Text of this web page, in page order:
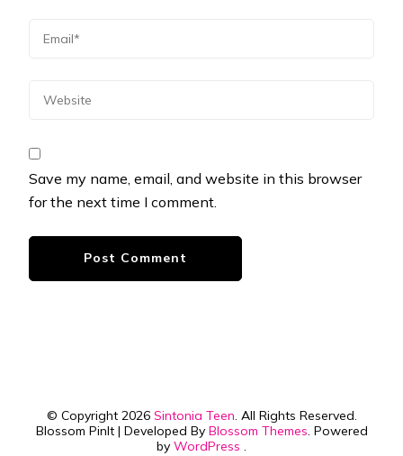
Save my name, email, and website in this browser
for the next time I comment.
© Copyright 2026 Sintonia Teen. All Rights Reserved.
Blossom PinIt | Developed By Blossom Themes. Powered
by WordPress .